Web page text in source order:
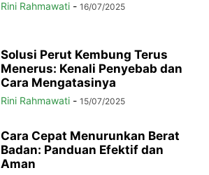
Rini Rahmawati - 16/07/2025
Solusi Perut Kembung Terus
Menerus: Kenali Penyebab dan
Cara Mengatasinya
Rini Rahmawati - 15/07/2025
Cara Cepat Menurunkan Berat
Badan: Panduan Efektif dan
Aman